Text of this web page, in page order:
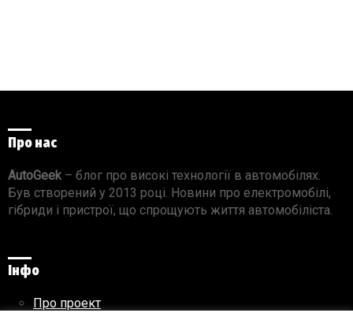
Про нас
AutoGeek – блог про високі технології в автомобілях.
Був створений у 2013 році. Новини про електромобілі,
гібриди і пристрої, що спрощують життя автомобіліста.
Інфо
Про проект